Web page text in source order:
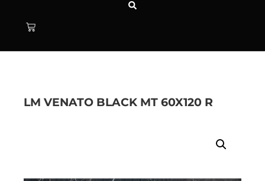
LM VENATO BLACK MT 60X120 R